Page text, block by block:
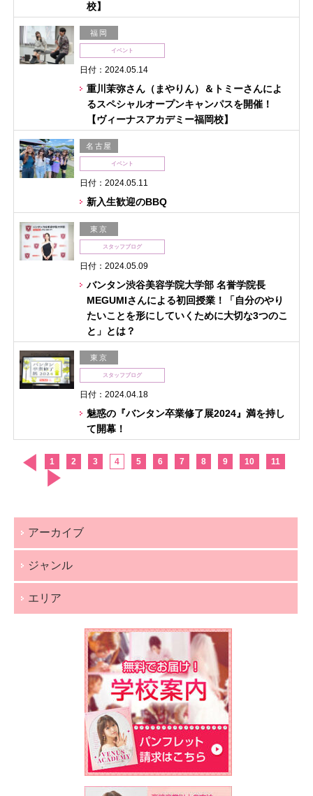
校】
福岡
イベント
日付：2024.05.14
重川茉弥さん（まやりん）＆トミーさんによ
るスペシャルオープンキャンパスを開催！
【ヴィーナスアカデミー福岡校】
名古屋
イベント
日付：2024.05.11
新入生歓迎のBBQ
東京
スタッフブログ
日付：2024.05.09
バンタン渋谷美容学院大学部 名誉学院長
MEGUMIさんによる初回授業！「自分のやり
たいことを形にしていくために大切な3つのこ
と」とは？
東京
スタッフブログ
日付：2024.04.18
魅惑の『バンタン卒業修了展2024』満を持し
て開幕！
1 2 3 4 5 6 7 8 9 10 11
アーカイブ
ジャンル
エリア